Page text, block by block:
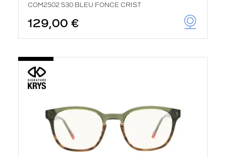
COM2502 530 BLEU FONCE CRIST
129,00 €